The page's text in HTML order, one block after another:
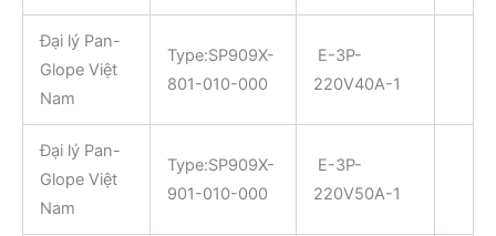
Đại lý Pan-
Glope Việt
Nam
Type:SP909X-
801-010-000
E-3P-
220V40A-1
Đại lý Pan-
Glope Việt
Nam
Type:SP909X-
901-010-000
E-3P-
220V50A-1